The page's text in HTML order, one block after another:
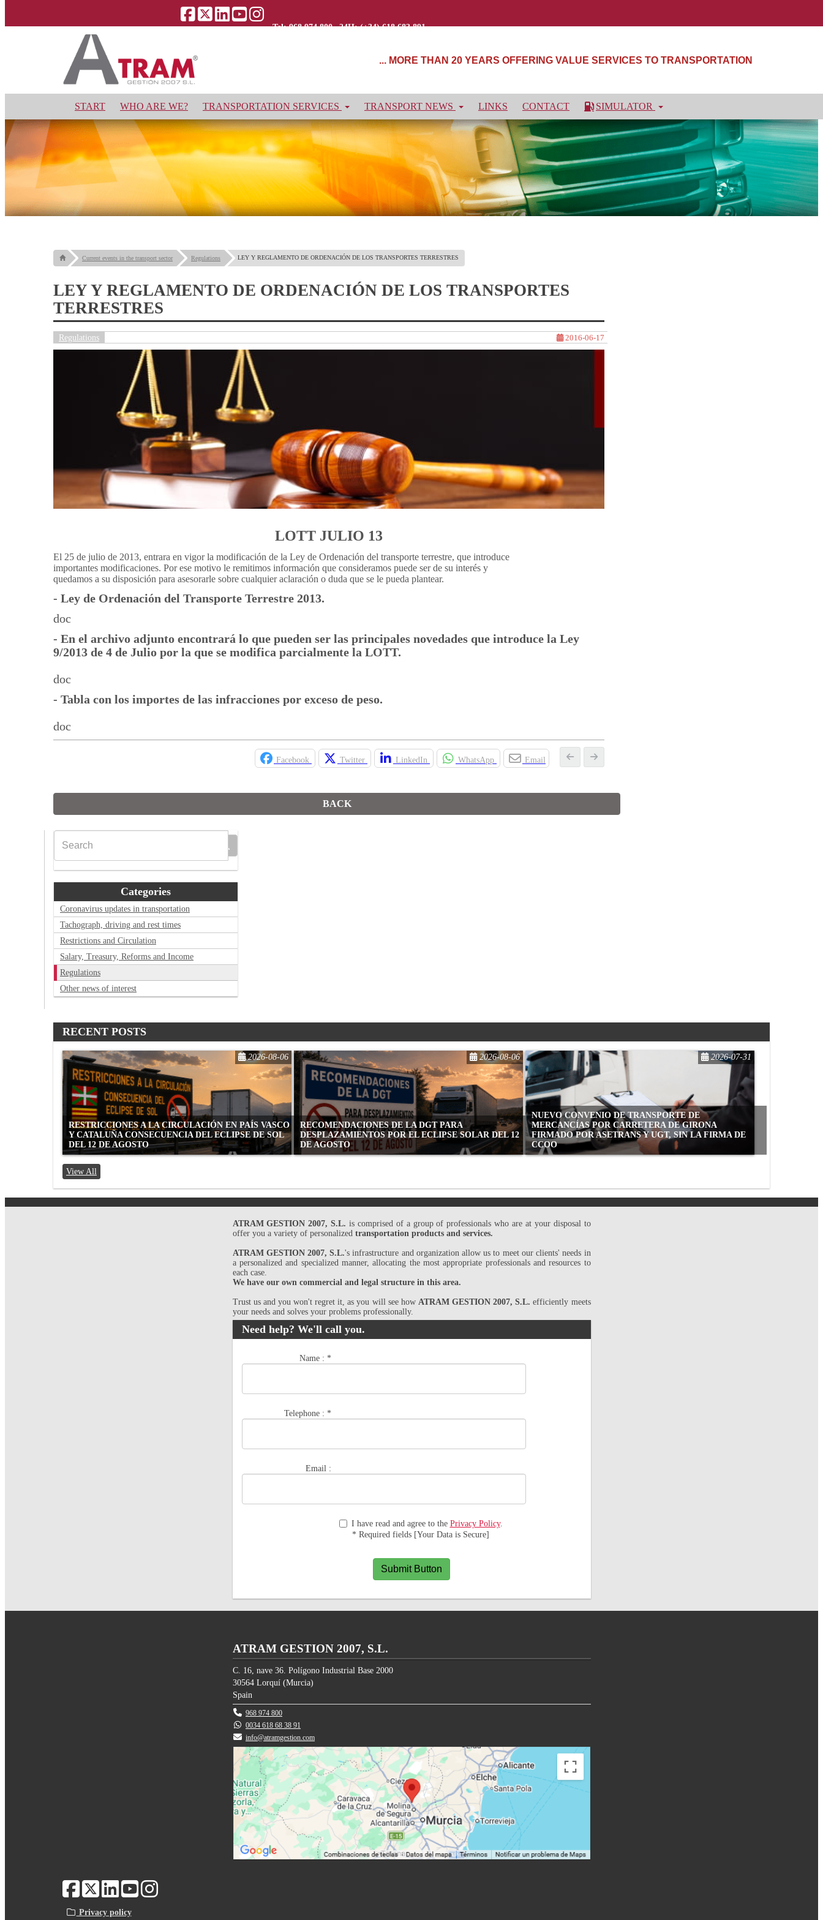
Tel: 968 974 800|24H: (+34) 618 683 891
... MORE THAN 20 YEARS OFFERING VALUE SERVICES TO TRANSPORTATION
START WHO ARE WE? TRANSPORTATION SERVICES TRANSPORT NEWS LINKS CONTACT SIMULATOR
Current events in the transport sector Regulations LEY Y REGLAMENTO DE ORDENACIÓN DE LOS TRANSPORTES TERRESTRES
LEY Y REGLAMENTO DE ORDENACIÓN DE LOS TRANSPORTES
TERRESTRES
Regulations 2016-06-17
LOTT JULIO 13
El 25 de julio de 2013, entrara en vigor la modificación de la Ley de Ordenación del transporte terrestre, que introduce
importantes modificaciones. Por ese motivo le remitimos información que consideramos puede ser de su interés y
quedamos a su disposición para asesorarle sobre cualquier aclaración o duda que se le pueda plantear.
- Ley de Ordenación del Transporte Terrestre 2013.
doc
- En el archivo adjunto encontrará lo que pueden ser las principales novedades que introduce la Ley
9/2013 de 4 de Julio por la que se modifica parcialmente la LOTT.
doc
- Tabla con los importes de las infracciones por exceso de peso.
doc
Facebook Twitter LinkedIn WhatsApp Email
BACK
Categories
Coronavirus updates in transportation
Tachograph, driving and rest times
Restrictions and Circulation
Salary, Treasury, Reforms and Income
Regulations
Other news of interest
RECENT POSTS
RESTRICCIONES A LA CIRCULACIÓN EN PAÍS VASCO
Y CATALUÑA CONSECUENCIA DEL ECLIPSE DE SOL
DEL 12 DE AGOSTO
2026-08-06
RECOMENDACIONES DE LA DGT PARA
DESPLAZAMIENTOS POR EL ECLIPSE SOLAR DEL 12
DE AGOSTO
2026-08-06
NUEVO CONVENIO DE TRANSPORTE DE
MERCANCÍAS POR CARRETERA DE GIRONA
FIRMADO POR ASETRANS Y UGT, SIN LA FIRMA DE
CCOO
2026-07-31
View All
ATRAM GESTION 2007, S.L. is comprised of a group of professionals who are at your disposal to
offer you a variety of personalized transportation products and services.
ATRAM GESTION 2007, S.L.'s infrastructure and organization allow us to meet our clients' needs in
a personalized and specialized manner, allocating the most appropriate professionals and resources to
each case.
We have our own commercial and legal structure in this area.
Trust us and you won't regret it, as you will see how ATRAM GESTION 2007, S.L. efficiently meets
your needs and solves your problems professionally.
Need help? We'll call you.
Name : *
Telephone : *
Email :
I have read and agree to the Privacy Policy.
* Required fields [Your Data is Secure]
Submit Button
ATRAM GESTION 2007, S.L.
C. 16, nave 36. Polígono Industrial Base 2000
30564 Lorquí(Murcia)
Spain
968 974 800
0034 618 68 38 91
info@atramgestion.com
Privacy policy